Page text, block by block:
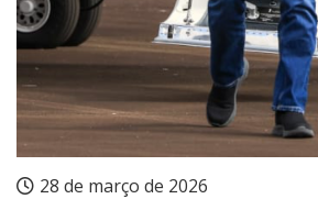
28 de março de 2026